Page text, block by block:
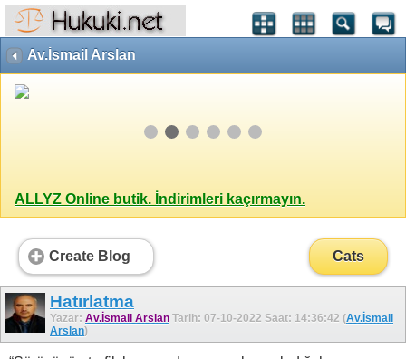
Av.İsmail Arslan
ALLYZ Online butik. İndirimleri kaçırmayın.
Create Blog Cats
Hatırlatma
Yazar: Av.İsmail Arslan Tarih: 07-10-2022 Saat: 14:36:42 (Av.İsmail
Arslan)